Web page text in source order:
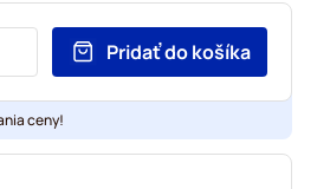
Pridať do košíka
ceny!